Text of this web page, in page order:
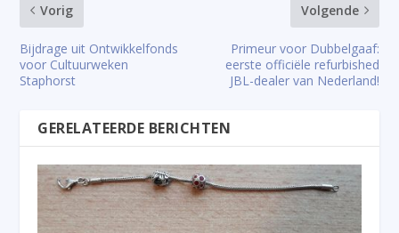
Vorig
Bijdrage uit Ontwikkelfonds
voor Cultuurweken
Staphorst
Volgende
Primeur voor Dubbelgaaf:
eerste officiële refurbished
JBL-dealer van Nederland!
GERELATEERDE BERICHTEN